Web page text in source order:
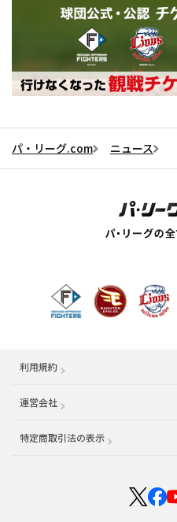
パ・リーグ.com ニュース
利用規約
運営会社 （別ウィンドウで開く）
特定商取引法の表示